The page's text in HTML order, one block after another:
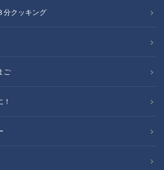
分クッキング
ご
ル
ル」動画
いつもなら給食がありますが、夏休み
ことから昼食を自宅で作る必要があり
食に密着しました！
８女）